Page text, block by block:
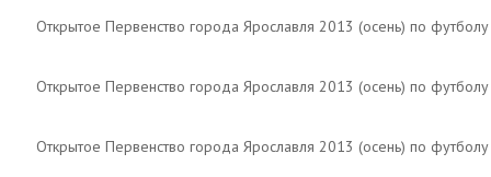
Открытое Первенство города Ярославля 2013 (осень) по
Открытое Первенство города Ярославля 2013 (осень) по
Открытое Первенство города Ярославля 2013 (осень) по